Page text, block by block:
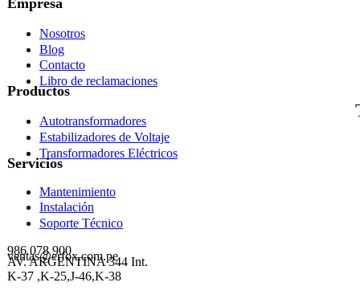
Empresa
Nosotros
Blog
Contacto
Libro de reclamaciones
Productos
Autotransformadores
Estabilizadores de Voltaje
Transformadores Eléctricos
Servicios
Mantenimiento
Instalación
Soporte Técnico
986 078 900
ventas@erfox.com.pe
AV. ARGENTINA 344 Int.
K-37 ,K-25,J-46,K-38